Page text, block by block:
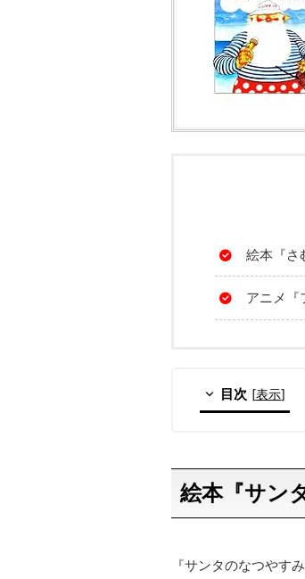
絵本『さ
アニメ『
目次 [表示]
絵本『サン
『サンタのなつやす